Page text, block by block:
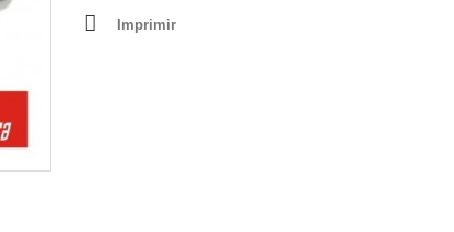
Imprimir